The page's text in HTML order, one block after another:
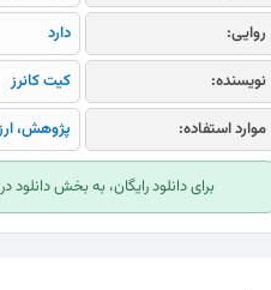
روایی:
دارد
نویسنده:
کیت کانرز
موارد استفاده:
پژوهش،
برای دانلود رایگان، به بخش